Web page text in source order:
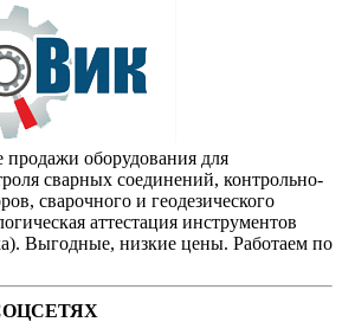
оборудования для
сварных соединений, контрольно-
сварочного и геодезического
аттестация инструментов
Выгодные, низкие цены. Работаем по